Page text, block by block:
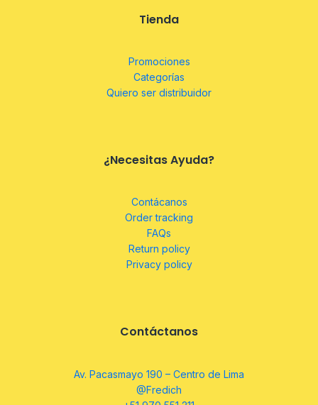
Tienda
Promociones
Categorías
Quiero ser distribuidor
¿Necesitas Ayuda?
Contácanos
Order tracking
FAQs
Return policy
Privacy policy
Contáctanos
Av. Pacasmayo 190 – Centro de Lima
@Fredich